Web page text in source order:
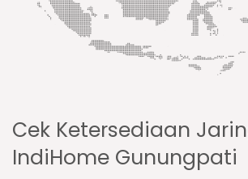
Cek Ketersediaan
IndiHome Gunungpati